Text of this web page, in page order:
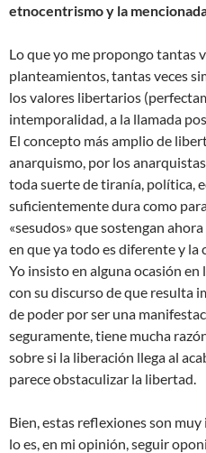
etnocentrismo y la
Lo que yo me propongo tantas
planteamientos, tantas veces
los valores libertarios
intemporalidad, a la llamada
El concepto más amplio de
anarquismo, por los
toda suerte de tiranía, política,
suficientemente dura como
«sesudos» que sostengan
en que ya todo es diferente y la
Yo insisto en alguna ocasión
con su discurso de que resulta
de poder por ser una
seguramente, tiene mucha
sobre si la liberación llega al
parece obstaculizar la libertad.
Bien, estas reflexiones son
lo es, en mi opinión, seguir